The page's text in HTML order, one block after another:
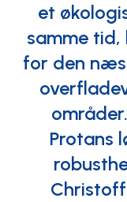
et
samme
for den
Protans